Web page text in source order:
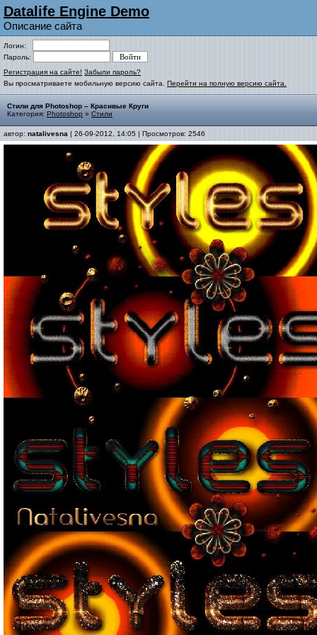
Datalife Engine Demo
Описание сайта
Логин:
Пароль:
Регистрация на сайте! Забыли пароль?
Вы просматриваете мобильную версию сайта. Перейти на полную версию сайта.
Стили для Photoshop – Красивые Круги
Категория: Photoshop » Стили
автор: natalivesna | 26-09-2012, 14:05 | Просмотров: 2546